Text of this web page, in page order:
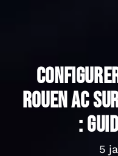
Rouen AC
:
5